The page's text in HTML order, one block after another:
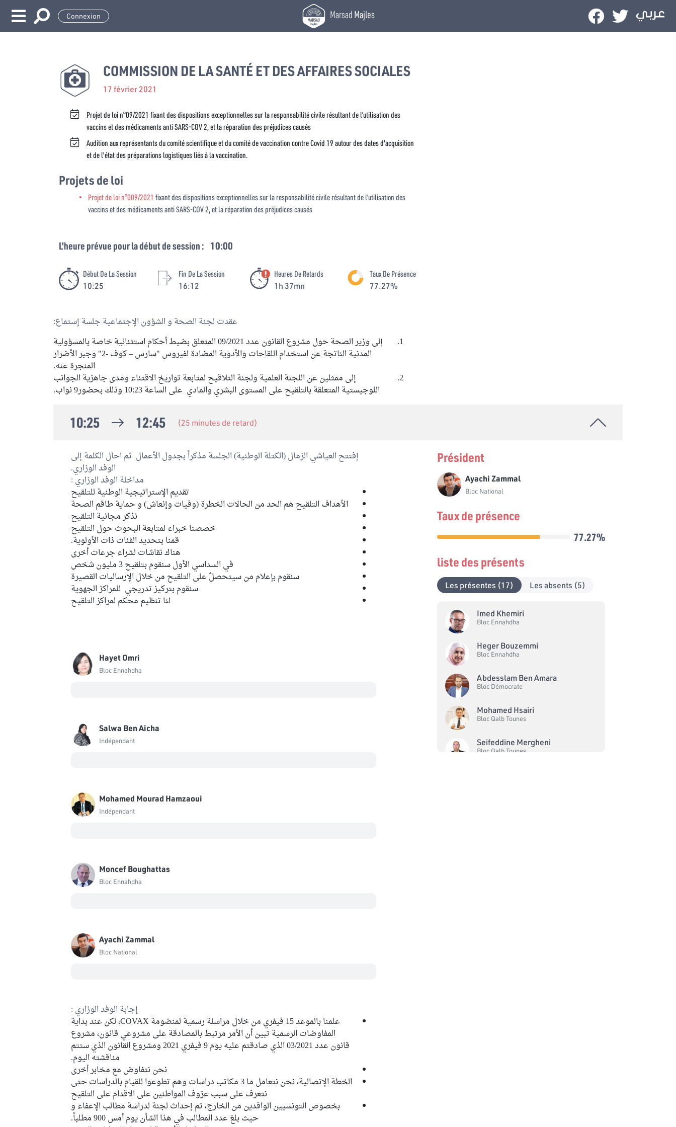
Connexion MarsadMajles
COMMISSION DE LA SANTÉ ET DES AFFAIRES SOCIALES
17 février 2021
Projet de loi n°09/2021 fixant des dispositions exceptionnelles sur la responsabilité civile résultant de l’utilisation des
vaccins et des médicaments anti SARS-COV 2, et la réparation des préjudices causés
Audition aux représentants du comité scientifique et du comité de vaccination contre Covid 19 autour des dates d'acquisition
et de l'état des préparations logistiques liés à la vaccination.
Projets de loi
Projet de loi n°009/2021 fixant des dispositions exceptionnelles sur la responsabilité civile résultant de l’utilisation des
vaccins et des médicaments anti SARS-COV 2, et la réparation des préjudices causés
L'heure prévue pour la début de session : 10:00
Début De La Session
10:25
Fin De La Session
16:12
Heures De Retards
1h 37mn
Taux De Présence
77.27%
عقدت لجنة الصحة و الشؤون الإجتماعية جلسة إستماع:
إلى وزير الصحة حول مشروع القانون عدد 09/2021 المتعلق بضبط أحكام استثنائية خاصة بالمسؤولية
المدنية الناتجة عن استخدام اللقاحات والأدوية المضادة لفيروس "سارس – كوف -2" وجبر الأضرار
المنجرة عنه.
إلى ممثلين عن اللجنة العلمية ولجنة التلاقيح لمتابعة تواريخ الاقتناء ومدى جاهزية الجوانب
اللوجيستية المتعلقة بالتلقيح على المستوى البشري والمادي على الساعة 10:23 وذلك بحضور9 نواب.
10:25 12:45 (25 minutes de retard)
إفتتح العياشي الزمال (الكتلة الوطنية) الجلسة مذكراً بجدول الأعمال ثم احال الكلمة إلى
الوفد الوزاري.
مداخلة الوفد الوزاري :
تقديم الإستراتيجية الوطنية للتلقيح
الأهداف التلقيح هم الحد من الحالات الخطرة (وفيات وإنعاش) و حماية طاقم الصحة
نذكر مجانية التلقيح
خصصنا خبراء لمتابعة البحوث حول التلقيح
قمنا بتحديد الفئات ذات الأولوية.
هناك نقاشات لشراء جرعات أخرى
في السداسي الأول سنقوم بتلقيح 3 مليون شخص
سنقوم بإعلام من سيتحصلٌ على التلقيح من خلال الإرساليات القصيرة
سنقوم بتركيز تدريجي للمراكز الجهوية
لنا تنظيم محكم لمراكز التلقيح
Hayet Omri
Bloc Ennahdha
Salwa Ben Aicha
Indépendant
Mohamed Mourad Hamzaoui
Indépendant
Moncef Boughattas
Bloc Ennahdha
Ayachi Zammal
Bloc National
إجابة الوفد الوزاري :
علمنا بالموعد 15 فيفري من خلال مراسلة رسمية لمنضومة COVAX، لكن عند بداية
المفاوضات الرسمية تبين أن الأمر مرتبط بالمصادقة على مشروعي قانون، مشروع
قانون عدد 03/2021 الذي صادقتم عليه يوم 9 فيفري 2021 ومشروع القانون الذي ستتم
مناقشته اليوم.
نحن نتفاوض مع مخابر أخرى
الخطة الإتصالية، نحن نتعامل ما 3 مكاتب دراسات وهم تطوعوا للقيام بالدراسات حتى
نتعرف على سبب عزوف المواطنين على الاقدام على التلقيح
بخصوص التونسيين الوافدين من الخارج، تم إحداث لجنة لدراسة مطالب الإعفاء و
حيث بلغ عدد المطالب في هذا الشأن يوم أمس 900 مطلباً.
Président
Ayachi Zammal
Bloc National
Taux de présence
77.27%
liste des présents
Les présentes (17) Les absents (5)
Imed Khemiri
Bloc Ennahdha
Heger Bouzemmi
Bloc Ennahdha
Abdesslam Ben Amara
Bloc Démocrate
Mohamed Hsairi
Bloc Qalb Tounes
Seifeddine Mergheni
Bloc Qalb Tounes